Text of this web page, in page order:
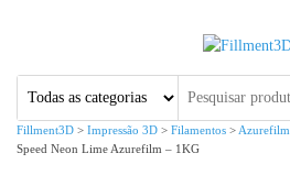
Fillment3D
Fillment3D > Impressão 3D > Filamentos > Azurefilm
Speed Neon Lime Azurefilm – 1KG